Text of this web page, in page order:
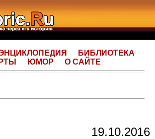
БИБЛИОТЕКА
ЮМОР О САЙТЕ
19.10.2016